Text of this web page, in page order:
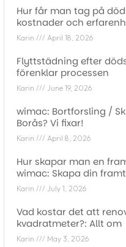
Hur får man tag på
kostnader och
Karin April 18, 2026
Flyttstädning efter
förenklar processen
Karin June 19, 2026
wimac: Bortforsling /
Borås? Vi fixar!
Karin April 8, 2026
Hur skapar man en
wimac: Skapa din
Karin July 1, 2026
Vad kostar det att
kvadratmeter?: Allt om
Karin May 3, 2026